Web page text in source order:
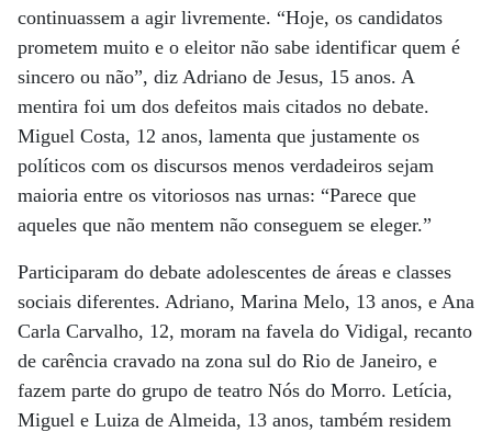
continuassem a agir livremente. “Hoje, os candidatos
prometem muito e o eleitor não sabe identificar quem é
sincero ou não”, diz Adriano de Jesus, 15 anos. A
mentira foi um dos defeitos mais citados no debate.
Miguel Costa, 12 anos, lamenta que justamente os
políticos com os discursos menos verdadeiros sejam
maioria entre os vitoriosos nas urnas: “Parece que
aqueles que não mentem não conseguem se eleger.”
Participaram do debate adolescentes de áreas e classes
sociais diferentes. Adriano, Marina Melo, 13 anos, e Ana
Carla Carvalho, 12, moram na favela do Vidigal, recanto
de carência cravado na zona sul do Rio de Janeiro, e
fazem parte do grupo de teatro Nós do Morro. Letícia,
Miguel e Luiza de Almeida, 13 anos, também residem